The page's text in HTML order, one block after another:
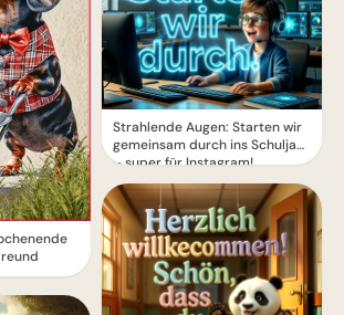
Strahlende Augen: Starten wir
gemeinsam durch ins Schuljahr
– super für Instagram!